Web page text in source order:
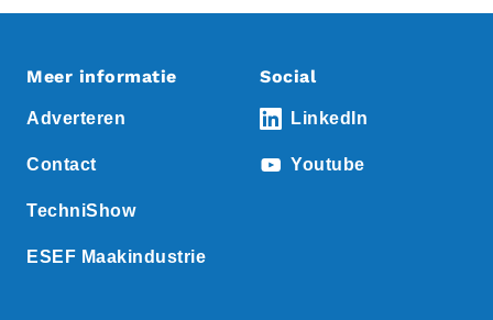
Meer informatie
Adverteren
Contact
TechniShow
ESEF Maakindustrie
Social
LinkedIn
Youtube